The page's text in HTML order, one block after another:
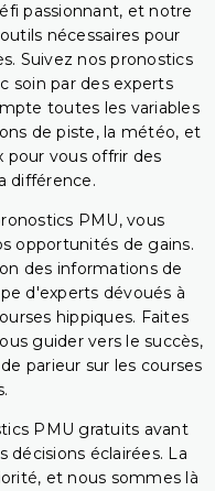
passionnant, et notre
nécessaires pour
Suivez nos pronostics
soin par des experts
toutes les variables
de piste, la météo, et
pour vous offrir des
différence.
PMU, vous
opportunités de gains.
des informations de
d'experts dévoués à
hippiques. Faites
guider vers le succès,
parieur sur les courses
PMU gratuits avant
décisions éclairées. La
et nous sommes là